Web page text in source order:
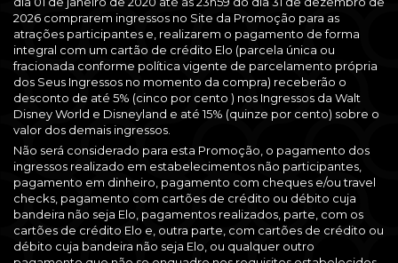
2026 comprarem ingressos no Site da Promoção para as
atrações participantes e, realizarem o pagamento de forma
integral com um cartão de crédito Elo (parcela única ou
fracionada conforme política vigente de parcelamento própria
dos Seus Ingressos no momento da compra) receberão o
desconto de até 5% (cinco por cento ) nos Ingressos da Walt
Disney World e Disneyland e até 15% (quinze por cento) sobre o
valor dos demais ingressos.
Não será considerado para esta Promoção, o pagamento dos
ingressos realizado em estabelecimentos não participantes,
pagamento em dinheiro, pagamento com cheques e/ou travel
checks, pagamento com cartões de crédito ou débito cuja
bandeira não seja Elo, pagamentos realizados, parte, com os
cartões de crédito Elo e, outra parte, com cartões de crédito ou
débito cuja bandeira não seja Elo, ou qualquer outro